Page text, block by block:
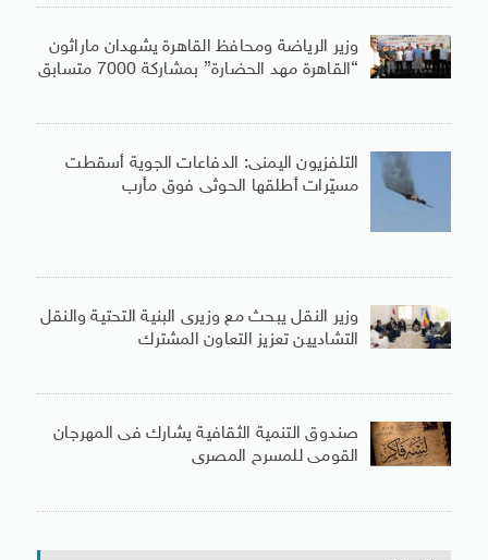
وزير الرياضة ومحافظ القاهرة يشهدان ماراثون
“القاهرة مهد الحضارة” بمشاركة 7000 متسابق
التلفزيون اليمنى: الدفاعات الجوية أسقطت
مسيّرات أطلقها الحوثى فوق مأرب
وزير النقل يبحث مع وزيرى البنية التحتية والنقل
التشاديين تعزيز التعاون المشترك
صندوق التنمية الثقافية يشارك فى المهرجان
القومى للمسرح المصرى